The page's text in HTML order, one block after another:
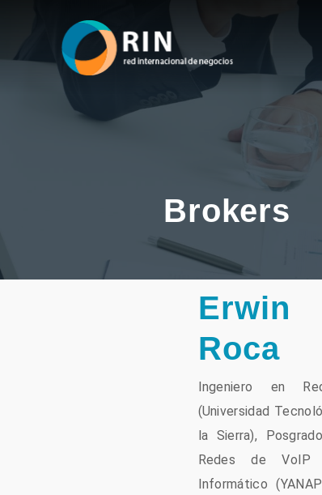
Brokers
Erwin
Roca
Ingeniero en
(Universidad
la Sierra),
Redes de VoIP
Informático